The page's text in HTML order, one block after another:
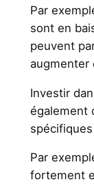
Par
sont en
peuvent
augmenter
Investir
également
Par
fortement